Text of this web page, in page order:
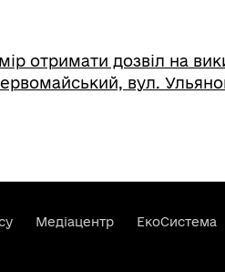
отримати дозвіл на
вул.
Медіацентр ЕкоСистема